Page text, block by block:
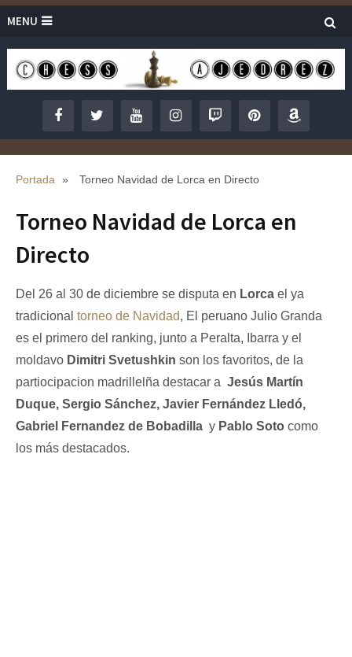
MENU
Portada » Torneo Navidad de Lorca en Directo
Torneo Navidad de Lorca en
Directo
Del 26 al 30 de diciembre se disputa en Lorca el ya
tradicional torneo de Navidad, El peruano Julio Granda
es el primero del ranking, junto a Peralta, Ibarra y el
moldavo Dimitri Svetushkin son los favoritos, de la
partiocipacion madrillelña destacar a Jesús Martín
Duque, Sergio Sánchez, Javier Fernández Lledó,
Gabriel Fernandez de Bobadilla y Pablo Soto como
los más destacados.